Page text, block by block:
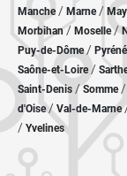
Manche/ Marne/
Morbihan/ Moselle/
Puy-de-Dôme/
Saône-et-Loire/
Saint-Denis /Somme/
d'Oise/ Val-de-Marne
/ Yvelines